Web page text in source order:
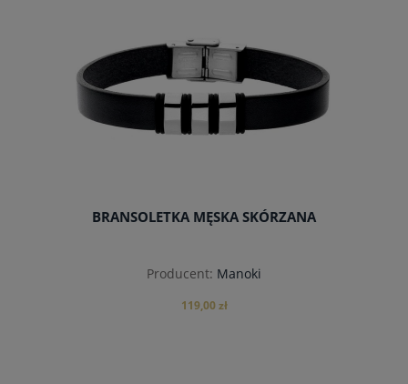
BRANSOLETKA MĘSKA SKÓRZANA
Producent: Manoki
119,00 zł